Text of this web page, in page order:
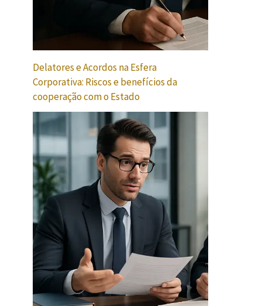
Delatores e Acordos na Esfera
Corporativa: Riscos e benefícios da
cooperação com o Estado